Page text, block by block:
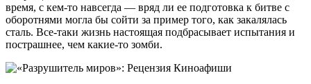
время, с кем-то навсегда — вряд ли ее подготовка к битве с
оборотнями могла бы сойти за пример того, как закалялась
сталь. Все-таки жизнь настоящая подбрасывает испытания и
пострашнее, чем какие-то зомби.